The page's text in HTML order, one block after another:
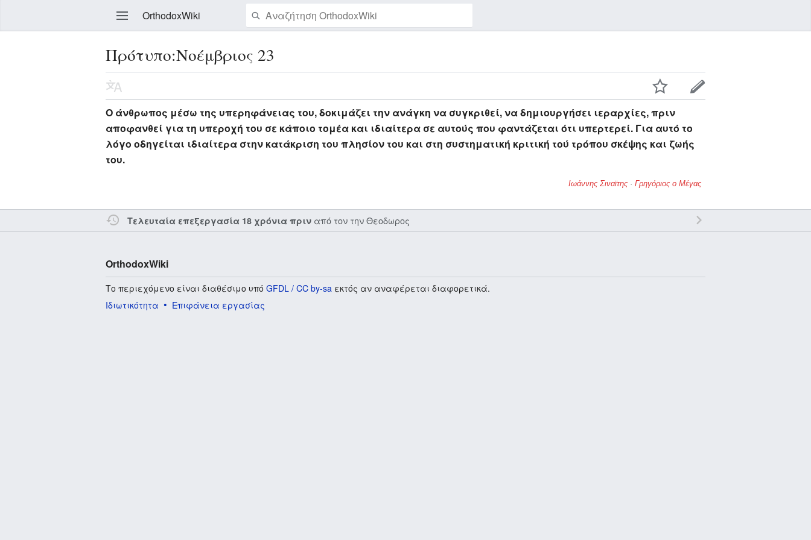
OrthodoxWiki
Επεξεργασία
Πρότυπο:Νοέμβριος 23
Ο άνθρωπος μέσω της υπερηφάνειας του, δοκιμάζει την ανάγκη να συγκριθεί, να δημιουργήσει ιεραρχίες, πριν
αποφανθεί για τη υπεροχή του σε κάποιο τομέα και ιδιαίτερα σε αυτούς που φαντάζεται ότι υπερτερεί. Για αυτό το
λόγο οδηγείται ιδιαίτερα στην κατάκριση του πλησίον του και στη συστηματική κριτική τού τρόπου σκέψης και ζωής
του.
Ιωάννης Σιναϊτης ·Γρηγόριος ο Μέγας
Τελευταία επεξεργασία 18 χρόνια πριν από τον τηνΘεοδωρος
OrthodoxWiki
Το περιεχόμενο είναι διαθέσιμο υπόGFDL / CC by-sa εκτός αν αναφέρεται διαφορετικά.
Ιδιωτικότητα
Επιφάνεια εργασίας